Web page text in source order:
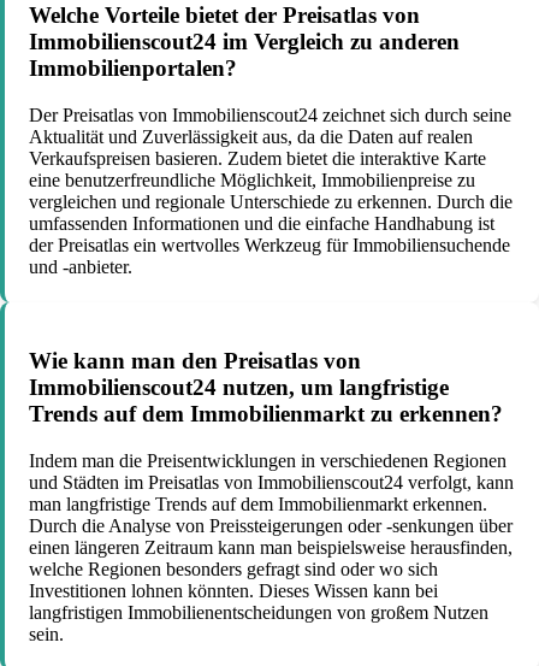
Welche Vorteile bietet der Preisatlas von
Immobilienscout24 im Vergleich zu anderen
Immobilienportalen?
Der Preisatlas von Immobilienscout24 zeichnet sich durch seine
Aktualität und Zuverlässigkeit aus, da die Daten auf realen
Verkaufspreisen basieren. Zudem bietet die interaktive Karte
eine benutzerfreundliche Möglichkeit, Immobilienpreise zu
vergleichen und regionale Unterschiede zu erkennen. Durch die
umfassenden Informationen und die einfache Handhabung ist
der Preisatlas ein wertvolles Werkzeug für Immobiliensuchende
und -anbieter.
Wie kann man den Preisatlas von
Immobilienscout24 nutzen, um langfristige
Trends auf dem Immobilienmarkt zu erkennen?
Indem man die Preisentwicklungen in verschiedenen Regionen
und Städten im Preisatlas von Immobilienscout24 verfolgt, kann
man langfristige Trends auf dem Immobilienmarkt erkennen.
Durch die Analyse von Preissteigerungen oder -senkungen über
einen längeren Zeitraum kann man beispielsweise herausfinden,
welche Regionen besonders gefragt sind oder wo sich
Investitionen lohnen könnten. Dieses Wissen kann bei
langfristigen Immobilienentscheidungen von großem Nutzen
sein.